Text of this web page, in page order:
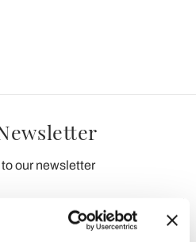
our newsletter